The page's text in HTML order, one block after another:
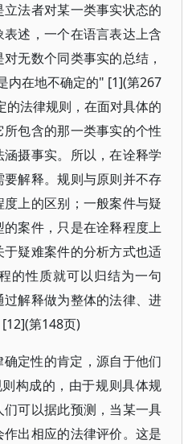
法者对某一类事实状态的
述，一个在语言表达上含
无数个同类事实的总结，
内在地不确定的" [1](第267
的法律规则，在面对具体的
包含的那一类事实的个性
摄事实。所以，在诠释学
解释。规则与原则并不存
上的区别；一般案件与疑
案件，只是在诠释程度上
疑难案件的分析方式也适
的性质就可以归结为一句
解释做为整体的法律、进
第148页)
定性的肯定，源自于他们
构成的，由于规则具体规
可以据此预测，当某一具
出相应的法律评价。这是